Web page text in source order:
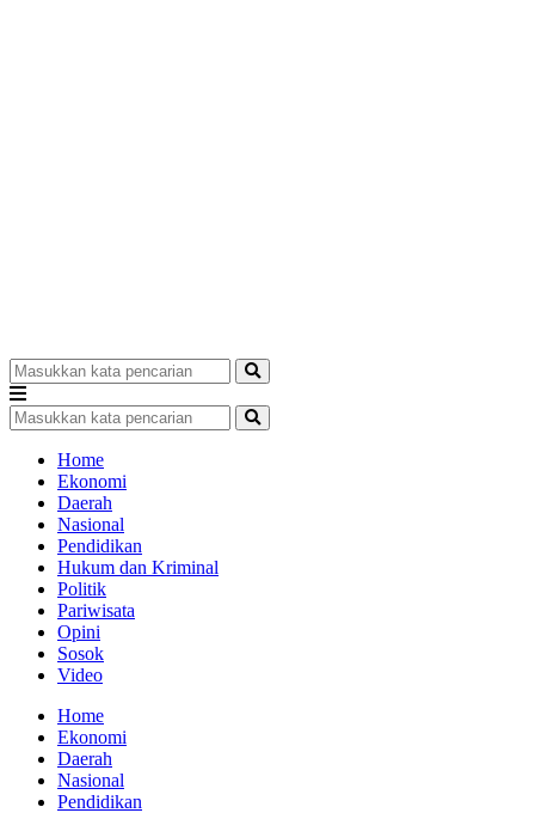
Home
Ekonomi
Daerah
Nasional
Pendidikan
Hukum dan Kriminal
Politik
Pariwisata
Opini
Sosok
Video
Home
Ekonomi
Daerah
Nasional
Pendidikan